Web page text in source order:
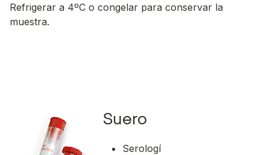
Refrigerar a 4ºC o congelar para conservar la
muestra.
Suero
Serologí